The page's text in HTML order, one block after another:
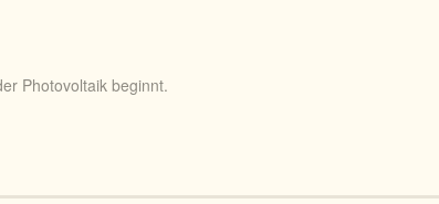
Photovoltaik beginnt.